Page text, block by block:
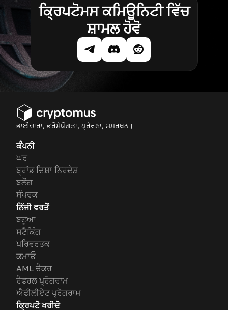
ਕ੍ਰਿਪਟੋਮਸ ਕਮਿਊਨਿਟੀ ਵਿੱਚ
ਸ਼ਾਮਲ ਹੋਵੋ
ਭਾਈਚਾਰਾ, ਭਰੋਸੇਯੋਗਤਾ, ਪ੍ਰੇਰਣਾ, ਸਮਰਥਨ।
ਕੰਪਨੀ
ਘਰ
ਬ੍ਰਾਂਡ ਦਿਸ਼ਾ ਨਿਰਦੇਸ਼
ਬਲੌਗ
ਸੰਪਰਕ
ਨਿੱਜੀ ਵਰਤੋਂ
ਬਟੂਆ
ਸਟੈਕਿੰਗ
ਪਰਿਵਰਤਕ
ਕਮਾਓ
AML ਚੈਕਰ
ਰੈਫਰਲ ਪ੍ਰੋਗਰਾਮ
ਐਫੀਲੀਏਟ ਪ੍ਰੋਗਰਾਮ
ਕ੍ਰਿਪਟੋ ਖਰੀਦੋ